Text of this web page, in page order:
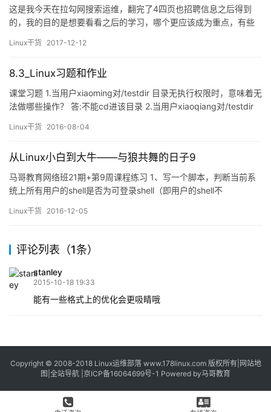
这是我今天在拉勾网搜索运维，翻完了4四页也招聘信息之后得到
的，我的目的是想要看看之后的学习，哪个更应该成为重点，有些
吧，分享给大家。
验和工作经验累积的
Linux干货 2017-12-12
8.3_Linux习题和作业
课堂习题 1.当用户xiaoming对/testdir 目录无执行权限时，意味着无
法做哪些操作？ 答:不能cd进该目录 2.当用户xiaoqiang对/testdir
件列表，不能cd,也不能查看目录里面文件的元数据 3.当用户
Linux干货 2016-08-04
从Linux小白到大牛——与狼共舞的日子9
马哥教育网络班21期+第9周课程练习 1、写一个脚本，判断当前系
统上所有用户的shell是否为可登录shell（即用户的shell不
现； [root@localhost ~]# cat shell.sh #!/bin/bash # declare…
Linux干货 2016-12-05
评论列表（1条）
stanley
2015-10-18 19:33
能有一些格式上的优化会更吸睛哦
Copyright © 2008-2018 Linux运维部落www.178linux.com 版权所有| 网站地
图 全站导航 京ICP备16064699号-1 Powered by马哥教育